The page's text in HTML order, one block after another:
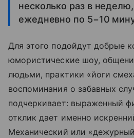
несколько раз в
ежедневно по 5−10
Для этого подойдут добрые
юмористические шоу,
людьми, практики «йоги
воспоминания о забавных
подчеркивает: выраженный
отклик дает именно
Механический или